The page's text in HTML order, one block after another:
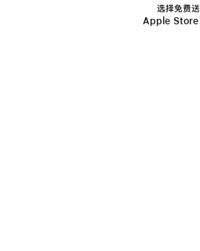
选择免费送
Apple Store